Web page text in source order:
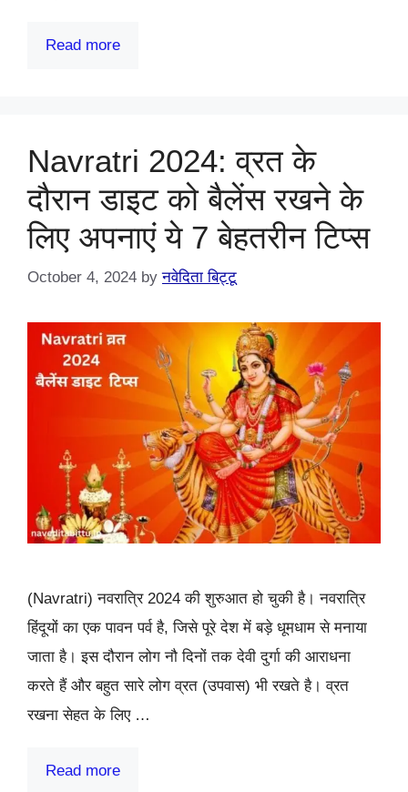
Read more
Navratri 2024: व्रत के
दौरान डाइट को बैलेंस रखने के
लिए अपनाएं ये 7 बेहतरीन टिप्स
October 4, 2024 byनवेदिता बिट्टू
(Navratri) नवरात्रि 2024 की शुरुआत हो चुकी है। नवरात्रि
हिंदूयों का एक पावन पर्व है, जिसे पूरे देश में बड़े धूमधाम से मनाया
जाता है। इस दौरान लोग नौ दिनों तक देवी दुर्गा की आराधना
करते हैं और बहुत सारे लोग व्रत (उपवास) भी रखते है। व्रत
रखना सेहत के लिए …
Read more